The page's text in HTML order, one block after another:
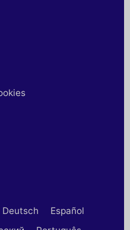
Deutsch
Español